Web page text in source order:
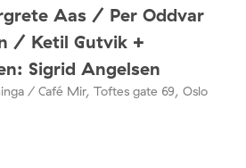
Aas / Per Oddvar
/ Ketil Gutvik +
Sigrid Angelsen
/ Café Mir, Toftes gate 69, Oslo